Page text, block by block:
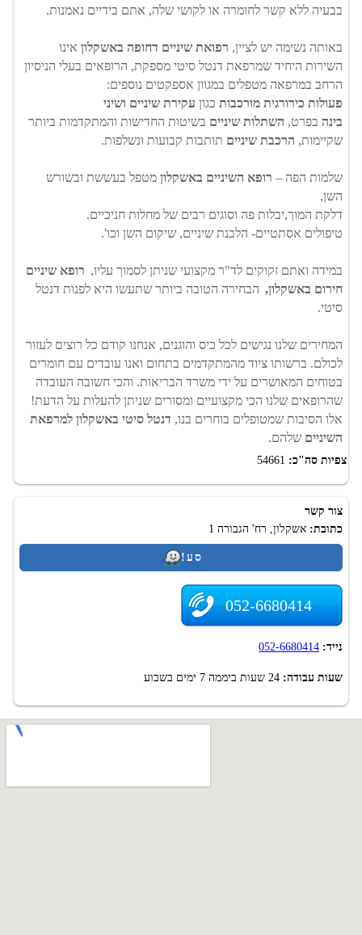
בבעיה ללא קשר לחומרה או לקושי שלה, אתם בידיים נאמנות.
באותה נשימה יש לציין, רפואת שיניים דחופה באשקלון אינו
השירות היחיד שמרפאת דנטל סיטי מספקת, הרופאים בעלי הניסיון
הרחב במרפאה מטפלים במגוון אספקטים נוספים:
פעולות כירורגית מורכבות כגון עקירת שיניים ושיני
בינה בפרט, השתלות שיניים בשיטות החדישות והמתקדמות ביותר
שקיימות, הרכבת שיניים תותבות קבועות ונשלפות.
שלמות הפה – רופא השיניים באשקלון מטפל בעששת ובשורש
השן,
דלקת המוך,יבלות פה וסוגים רבים של מחלות חניכיים.
טיפולים אסתטיים- הלבנת שיניים, שיקום השן וכו'.
במידה ואתם זקוקים לד"ר מקצועי שניתן לסמוך עליו, רופא שיניים
חירום באשקלון, הבחירה הטובה ביותר שתעשו היא לפנות דנטל
סיטי.
המחירים שלנו נגישים לכל כיס והוגנים, אנחנו קודם כל רוצים לעזור
לכולם. ברשותו ציוד מהמתקדמים בתחום ואנו עובדים עם חומרים
בטוחים המאושרים על ידי משרד הבריאות. והכי חשובה העובדה
שהרופאים שלנו הכי מקצועיים ומסורים שניתן להעלות על הדעת!
אלו הסיבות שמטופלים בוחרים בנו, דנטל סיטי באשקלון למרפאת
השיניים שלהם.
צפיות סה"כ:
צור קשר
כתובת: אשקלון, רח' הגבורה 1
סע!
052-6680414
נייד: 052-6680414
שעות עבודה: